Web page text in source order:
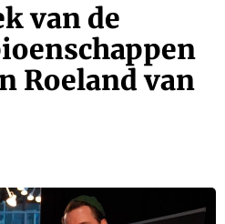
van de
Roeland van